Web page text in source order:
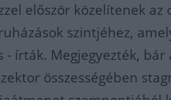
először közelítenek az
szintjéhez,
írták. Megjegyezték, bár
összességében